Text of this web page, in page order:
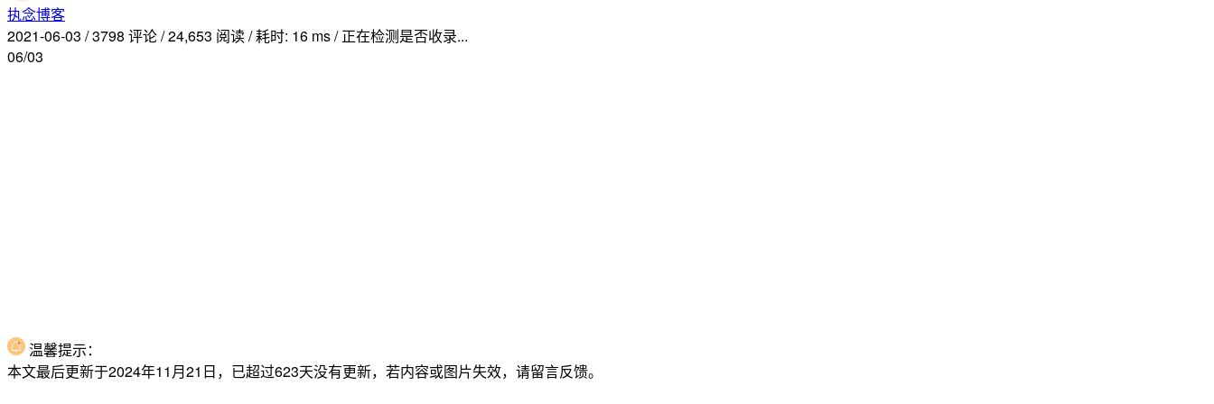
执念博客
2021-06-03 /3798 评论/24,653 阅读/耗时: 16 ms/ 正在检测是否收录...
06/03
温馨提示：
本文最后更新于2024年11月21日，已超过623天没有更新，若内容或图片失效，请留言反馈。